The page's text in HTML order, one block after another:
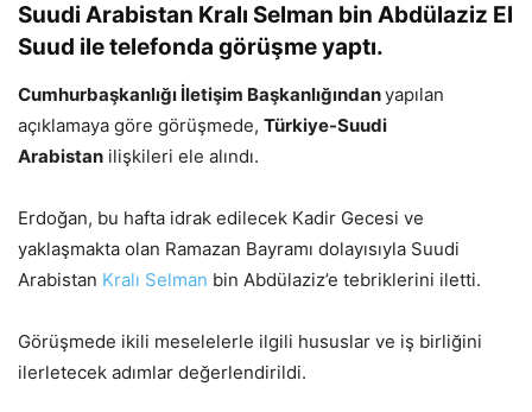
Suudi Arabistan Kralı Selman bin Abdülaziz El
Suud ile telefonda görüşme yaptı.
Cumhurbaşkanlığı İletişim Başkanlığındanyapılan
açıklamaya göre görüşmede, Türkiye-Suudi
Arabistan ilişkileri ele alındı.
Erdoğan, bu hafta idrak edilecek Kadir Gecesi ve
yaklaşmakta olan Ramazan Bayramı dolayısıyla Suudi
Arabistan Kralı Selman bin Abdülaziz’e tebriklerini iletti.
Görüşmede ikili meselelerle ilgili hususlar ve iş birliğini
ilerletecek adımlar değerlendirildi.